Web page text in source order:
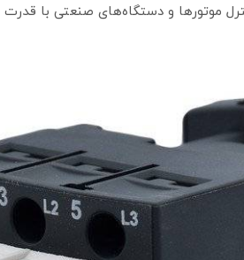
موتورها و دستگاه‌های صنعتی با قدرت